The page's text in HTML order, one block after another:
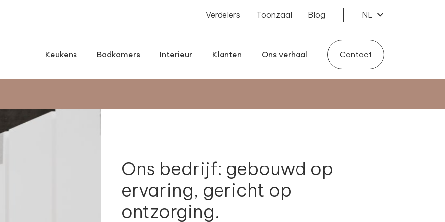
Keukens Badkamers Interieur Klanten Ons verhaal Contact
Verdelers Toonzaal Blog NL
Ons bedrijf: gebouwd op
ervaring, gericht op
ontzorging.